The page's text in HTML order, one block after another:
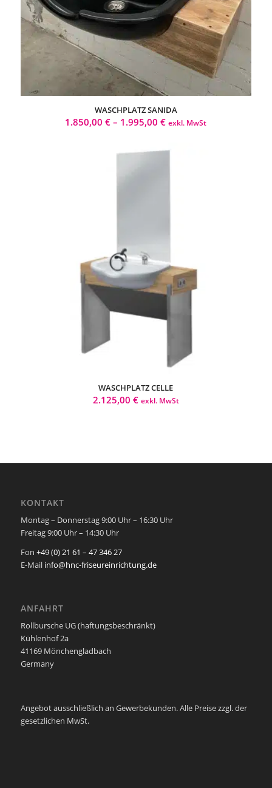
WASCHPLATZ SANIDA
1.850,00€ – 1.995,00€ exkl. MwSt
WASCHPLATZ CELLE
2.125,00 € exkl. MwSt
KONTAKT
Montag – Donnerstag 9:00 Uhr – 16:30 Uhr
Freitag 9:00 Uhr – 14:30 Uhr
Fon +49 (0) 21 61 – 47 346 27
E-Mail info@hnc-friseureinrichtung.de
ANFAHRT
Rollbursche UG (haftungsbeschränkt)
Kühlenhof 2a
41169 Mönchengladbach
Germany
Angebot ausschließlich an Gewerbekunden. Alle Preise zzgl. der
gesetzlichen MwSt.